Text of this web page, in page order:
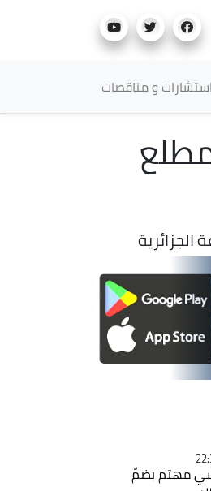
استشارات و مناقصات
زائر منذ مطلع
الجزائرية
مهتم بضمّ